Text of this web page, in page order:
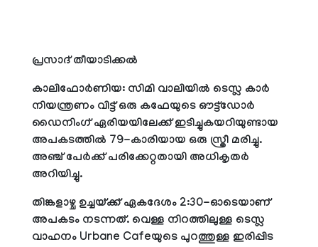
പ്രസാദ് തീയാടിക്കല്‍
കാലിഫോര്‍ണിയ: സിമി വാലിയില്‍ ടെസ്ല കാര്‍
നിയന്ത്രണം വിട്ട് ഒരു കഫേയുടെ ഔട്ട്ഡോര്‍
ഡൈനിംഗ് ഏരിയയിലേക്ക് ഇടിച്ചുകയറിയുണ്ടായ
അപകടത്തില്‍ 79-കാരിയായ ഒരു സ്ത്രീ മരിച്ചു.
അഞ്ച് പേര്‍ക്ക് പരിക്കേറ്റതായി അധികൃതര്‍
അറിയിച്ചു.
തിങ്കളാഴ്ച ഉച്ചയ്ക്ക് ഏകദേശം 2:30-ഓടെയാണ്
അപകടം നടന്നത്. വെള്ള നിറത്തിലുള്ള ടെസ്ല
വാഹനം Urbane Cafeയുടെ പുറത്തുള്ള ഇരിപ്പിട